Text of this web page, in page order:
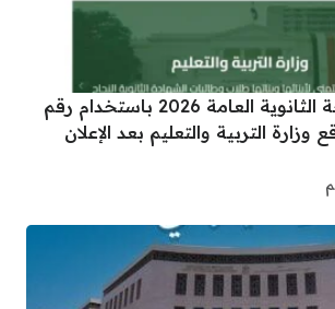
استعلام عن نتيجة الثانوية العامة 2026 باستخدام رقم
التربية والتعليم بعد الإعلان